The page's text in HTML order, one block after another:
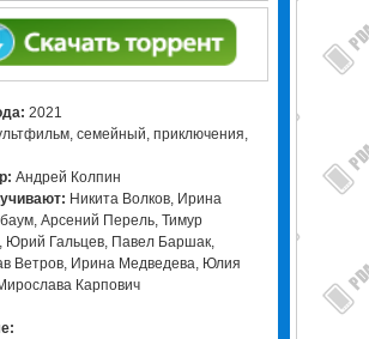
2021
семейный, приключения,
Андрей Колпин
Никита Волков, Ирина
Арсений Перель, Тимур
Юрий Гальцев, Павел Баршак,
Ветров, Ирина Медведева, Юлия
Карпович